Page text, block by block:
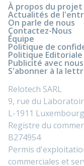
À propos du projet
Actualités de
On parle de nous
Contactez-Nous
Équipe
Politique de
Politique Editoriale
Publicité avec nous
S'abonner à la
Relotech SARL
9, rue du
L-1911 Luxembourg
Registre du
B274954
Permis
commerciales et